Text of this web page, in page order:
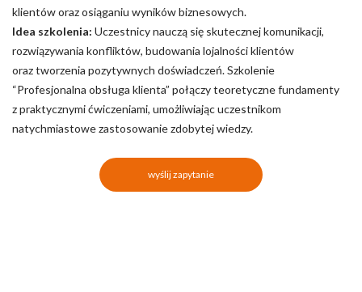
klientów oraz osiąganiu wyników biznesowych.
Idea szkolenia: Uczestnicy nauczą się skutecznej komunikacji,
rozwiązywania konfliktów, budowania lojalności klientów
oraz tworzenia pozytywnych doświadczeń. Szkolenie
“Profesjonalna obsługa klienta” połączy teoretyczne fundamenty
z praktycznymi ćwiczeniami, umożliwiając uczestnikom
natychmiastowe zastosowanie zdobytej wiedzy.
wyślij zapytanie